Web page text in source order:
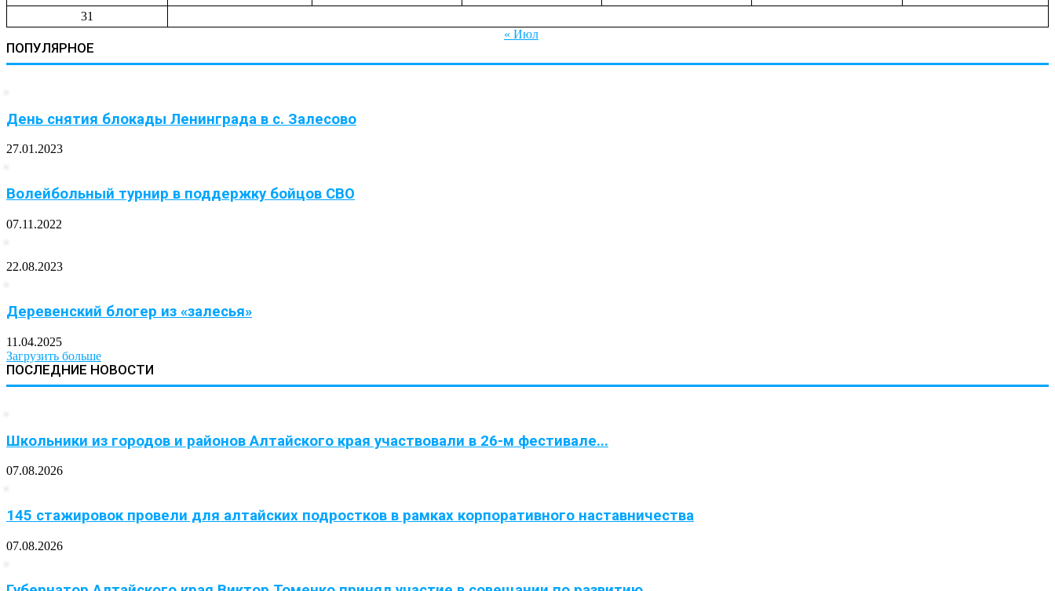
31
« Июл
ПОПУЛЯРНОЕ
День снятия блокады Ленинграда в с. Залесово
27.01.2023
Волейбольный турнир в поддержку бойцов СВО
07.11.2022
22.08.2023
Деревенский блогер из «залесья»
11.04.2025
Загрузить больше
ПОСЛЕДНИЕ НОВОСТИ
Школьники из городов и районов Алтайского края участвовали в 26-м фестивале...
07.08.2026
145 стажировок провели для алтайских подростков в рамках корпоративного наставничества
07.08.2026